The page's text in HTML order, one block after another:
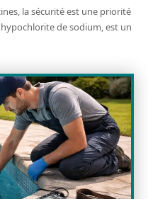
la sécurité est une priorité
de sodium, est un